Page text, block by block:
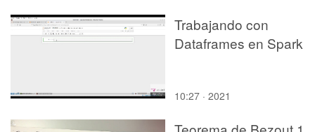
Trabajando con
Dataframes en Spark
10:27 · 2021